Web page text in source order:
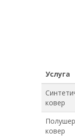
Услуга
ковер
ковер